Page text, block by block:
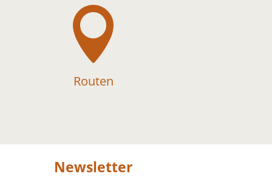

Routen
Newsletter